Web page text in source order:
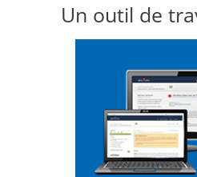
Un outil de